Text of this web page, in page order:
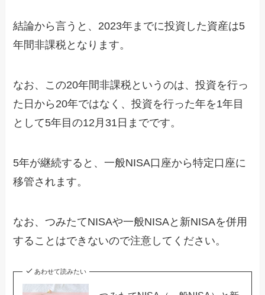
結論から言うと、2023年までに投資した資産は5
年間非課税となります。
なお、この20年間非課税というのは、投資を行っ
た日から20年ではなく、投資を行った年を1年目
として5年目の12月31日までです。
5年が継続すると、一般NISA口座から特定口座に
移管されます。
なお、つみたてNISAや一般NISAと新NISAを併用
することはできないので注意してください。
あわせて読みたい